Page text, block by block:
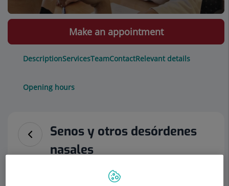
DescriptionServicesTeamContactRelevant details
Opening hours
Make an appointment
Senos y otros desórdenes
nasales